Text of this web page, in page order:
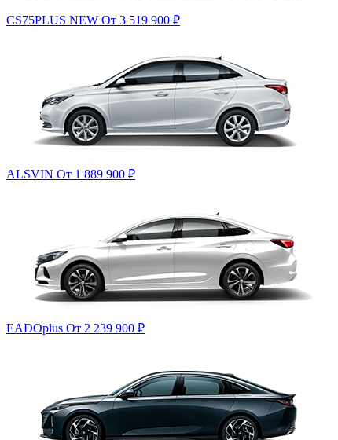
CS75PLUS NEW От 3 519 900 ₽
ALSVIN От 1 889 900 ₽
EADOplus От 2 239 900 ₽